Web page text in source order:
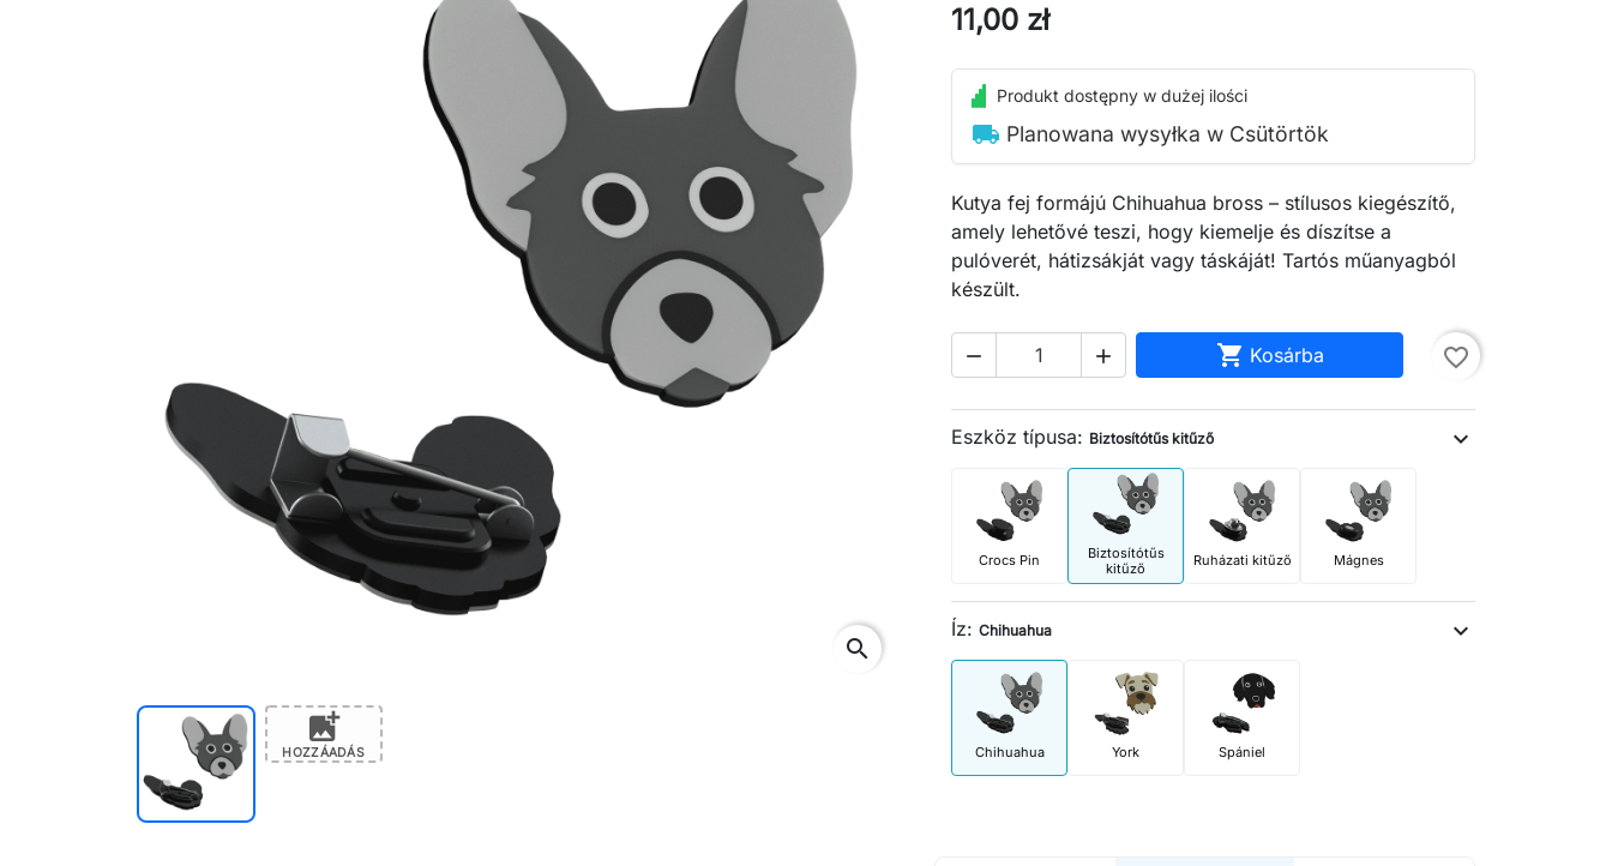
search
add_photo_alternate
HOZZÁADÁS
11,00 zł
Produkt dostępny w dużej ilości
local_shipping Planowana wysyłka w Csütörtök
Kutya fej formájú Chihuahua bross – stílusos kiegészítő,
amely lehetővé teszi, hogy kiemelje és díszítse a
pulóverét, hátizsákját vagy táskáját! Tartós műanyagból
készült.
   Kosárba favorite_border
Eszköz típusa: Biztosítótűs kitűző expand_more
Crocs Pin
Biztosítótűs
kitűző
Ruházati kitűző Mágnes
Íz: Chihuahua expand_more
Chihuahua York Spániel